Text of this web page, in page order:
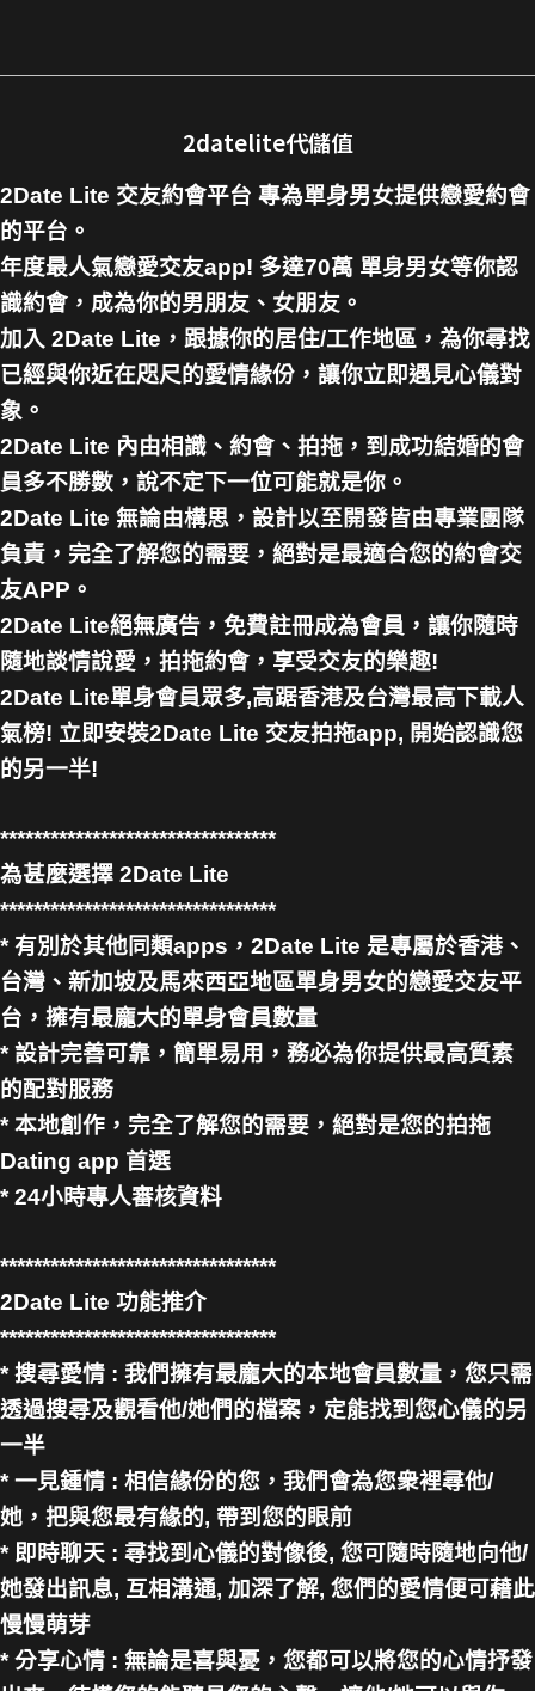
2datelite代儲值
2Date Lite 交友約會平台 專為單身男女提供戀愛約會
的平台。
年度最人氣戀愛交友app! 多達70萬 單身男女等你認
識約會，成為你的男朋友、女朋友。
加入 2Date Lite，跟據你的居住/工作地區，為你尋找
已經與你近在咫尺的愛情緣份，讓你立即遇見心儀對
象。
2Date Lite 內由相識、約會、拍拖，到成功結婚的會
員多不勝數，說不定下一位可能就是你。
2Date Lite 無論由構思，設計以至開發皆由專業團隊
負責，完全了解您的需要，絕對是最適合您的約會交
友APP。
2Date Lite絕無廣告，免費註冊成為會員，讓你隨時
隨地談情說愛，拍拖約會，享受交友的樂趣!
2Date Lite單身會員眾多,高踞香港及台灣最高下載人
氣榜! 立即安裝2Date Lite 交友拍拖app, 開始認識您
的另一半!
*********************************
為甚麼選擇 2Date Lite
*********************************
* 有別於其他同類apps，2Date Lite 是專屬於香港、
台灣、新加坡及馬來西亞地區單身男女的戀愛交友平
台，擁有最龐大的單身會員數量
* 設計完善可靠，簡單易用，務必為你提供最高質素
的配對服務
* 本地創作，完全了解您的需要，絕對是您的拍拖
Dating app 首選
* 24小時專人審核資料
*********************************
2Date Lite 功能推介
*********************************
* 搜尋愛情 : 我們擁有最龐大的本地會員數量，您只需
透過搜尋及觀看他/她們的檔案，定能找到您心儀的另
一半
* 一見鍾情 : 相信緣份的您，我們會為您衆裡尋他/
她，把與您最有緣的, 帶到您的眼前
* 即時聊天 : 尋找到心儀的對像後, 您可隨時隨地向他/
她發出訊息, 互相溝通, 加深了解, 您們的愛情便可藉此
慢慢萌芽
* 分享心情 : 無論是喜與憂，您都可以將您的心情抒發